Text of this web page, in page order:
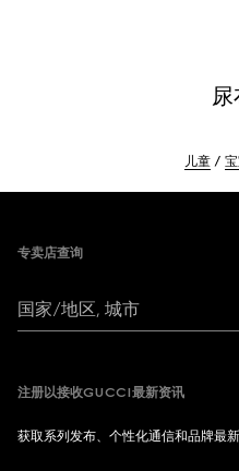
儿童
专卖店查询
国家/地区, 城市
注册以接收GUCCI最新资讯
获取系列发布、个性化通信和品牌最